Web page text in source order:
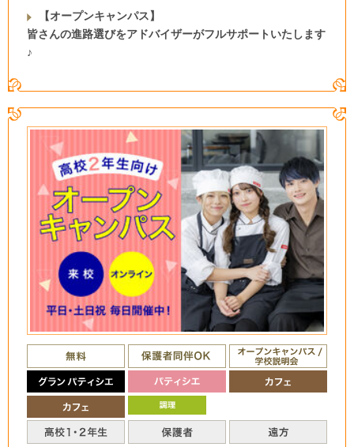
【オープンキャンパス】
皆さんの進路選びをアドバイザーがフルサポートいたします
♪